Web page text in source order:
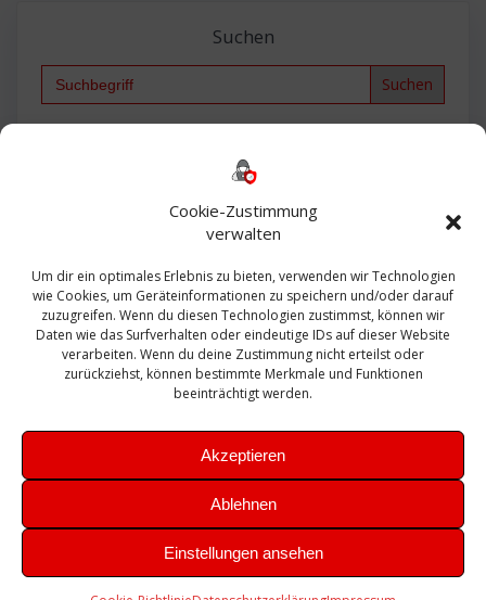
Cookie-Zustimmung
verwalten
Um dir ein optimales Erlebnis zu bieten, verwenden wir Technologien
wie Cookies, um Geräteinformationen zu speichern und/oder darauf
zuzugreifen. Wenn du diesen Technologien zustimmst, können wir
Daten wie das Surfverhalten oder eindeutige IDs auf dieser Website
verarbeiten. Wenn du deine Zustimmung nicht erteilst oder
zurückziehst, können bestimmte Merkmale und Funktionen
beeinträchtigt werden.
Akzeptieren
Ablehnen
Einstellungen ansehen
Suchen
Search
Bautagebuch
Exchange firewall Fritzbox
Microsoft
Sanierung SBS Security Server Sicherheit
Sicherung SIEM Sophos SSL Ubuntu
Update Upgrade UTM VCenter VCSA Veeam
VMWare VPN WAZUH Windows
Zertifikat
Theme